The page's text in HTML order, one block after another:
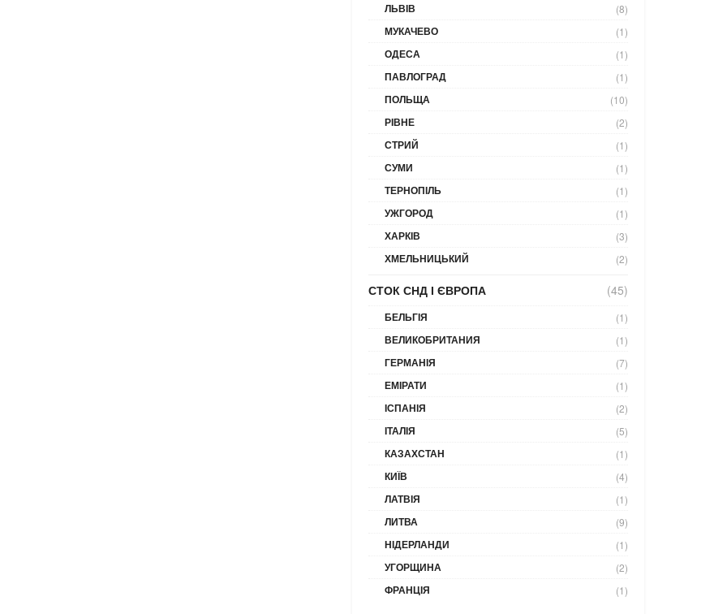
ЛЬВІВ (8)
МУКАЧЕВО (1)
ОДЕСА (1)
ПАВЛОГРАД (1)
ПОЛЬЩА (10)
РІВНЕ (2)
СТРИЙ (1)
СУМИ (1)
ТЕРНОПІЛЬ (1)
УЖГОРОД (1)
ХАРКІВ (3)
ХМЕЛЬНИЦЬКИЙ (2)
СТОК СНД І ЄВРОПА (45)
БЕЛЬГІЯ (1)
ВЕЛИКОБРИТАНИЯ (1)
ГЕРМАНІЯ (7)
ЕМІРАТИ (1)
ІСПАНІЯ (2)
ІТАЛІЯ (5)
КАЗАХСТАН (1)
КИЇВ (4)
ЛАТВІЯ (1)
ЛИТВА (9)
НІДЕРЛАНДИ (1)
УГОРЩИНА (2)
ФРАНЦІЯ (1)